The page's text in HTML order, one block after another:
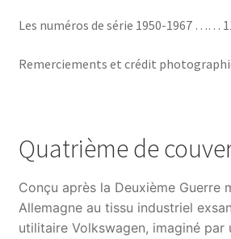
Les numéros de série 1950-1967 ……
Remerciements et crédit
Quatrième de
Conçu après la Deuxième Guerre
Allemagne au tissu industriel
utilitaire Volkswagen, imaginé par